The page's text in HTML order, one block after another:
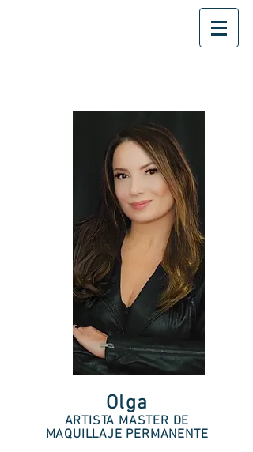
Olga
ARTISTA MASTER DE
MAQUILLAJE PERMANENTE